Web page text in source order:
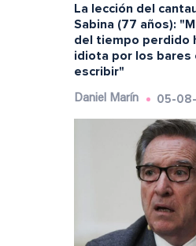
La lección del
Sabina (77 años):
del tiempo perdido
idiota por los bares
escribir"
Daniel Marín 05-